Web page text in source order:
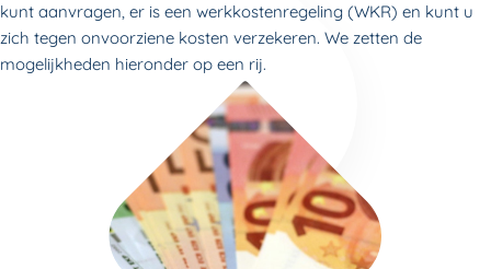
kunt aanvragen, er is een werkkostenregeling (WKR) en kunt u
zich tegen onvoorziene kosten verzekeren. We zetten de
mogelijkheden hieronder op een rij.